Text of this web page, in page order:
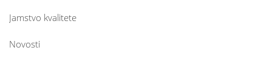
Jamstvo kvalitete
Novosti